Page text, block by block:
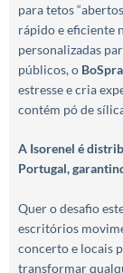
para tetos
rápido e eficiente
personalizadas
públicos, o
estresse e cria
contém pó de
A Isorenel é
Portugal,
Quer o desafio
escritórios
concerto e locais
transformar